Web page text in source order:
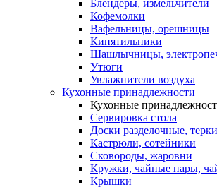
Блендеры, измельчители
Кофемолки
Вафельницы, орешницы
Кипятильники
Шашлычницы,
Утюги
Увлажнители воздуха
Кухонные принадлежности
Кухонные
Сервировка стола
Доски разделочные, терки
Кастрюли, сотейники
Сковороды, жаровни
Кружки, чайные пары,
Крышки